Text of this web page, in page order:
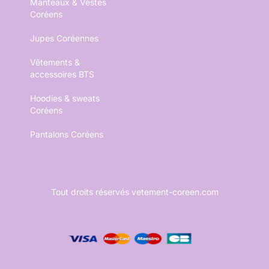
Coréens
Jupes Coréennes
Vêtements &
accessoires BTS
Hoodies & sweats
Coréens
Pantalons Coréens
Tout droits réservés vetement-coreen.com